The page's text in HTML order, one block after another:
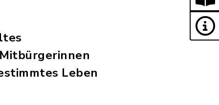
Leben